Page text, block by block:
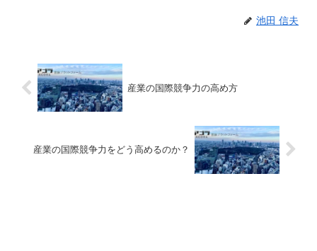
池田 信夫
産業の国際競争力の高め方
産業の国際競争力をどう高めるのか？